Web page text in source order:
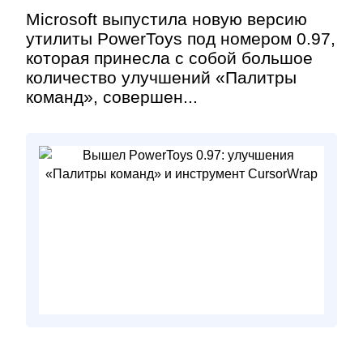
Microsoft выпустила новую версию
утилиты PowerToys под номером 0.97,
которая принесла с собой большое
количество улучшений «Палитры
команд», совершен...